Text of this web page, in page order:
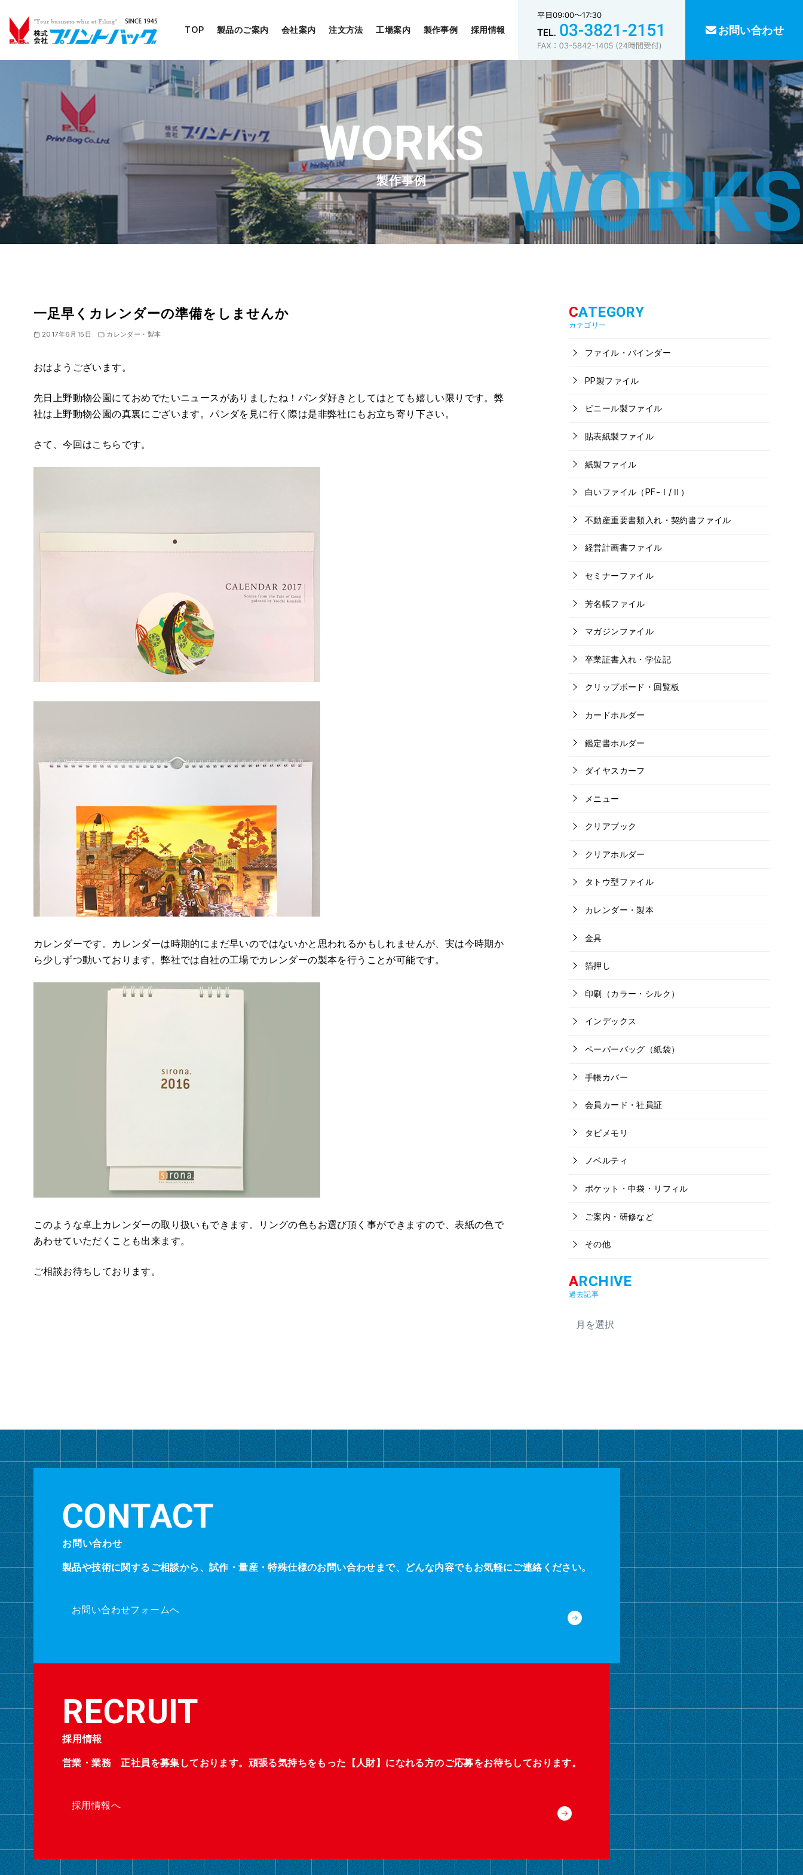
へ
移
TOP 製品のご案内 会社案内 注文方法 工場案内 製作事例 採用情報 お問い合わせ
製作事例
一足早くカレンダーの準備をしませんか
2017年6月15日 カレンダー・製本
おはようございます。
先日上野動物公園にておめでたいニュースがありましたね！パンダ好きとしてはとても嬉しい限りです。弊
社は上野動物公園の真裏にございます。パンダを見に行く際は是非弊社にもお立ち寄り下さい。
さて、今回はこちらです。
カレンダーです。カレンダーは時期的にまだ早いのではないかと思われるかもしれませんが、実は今時期か
ら少しずつ動いております。弊社では自社の工場でカレンダーの製本を行うことが可能です。
このような卓上カレンダーの取り扱いもできます。リングの色もお選び頂く事ができますので、表紙の色で
あわせていただくことも出来ます。
ご相談お待ちしております。
カテゴリー
ファイル・バインダー
PP製ファイル
ビニール製ファイル
貼表紙製ファイル
紙製ファイル
白いファイル（PF-Ⅰ/Ⅱ）
不動産重要書類入れ・契約書ファイル
経営計画書ファイル
セミナーファイル
芳名帳ファイル
マガジンファイル
卒業証書入れ・学位記
クリップボード・回覧板
カードホルダー
鑑定書ホルダー
ダイヤスカーフ
メニュー
クリアブック
クリアホルダー
タトウ型ファイル
カレンダー・製本
金具
箔押し
印刷（カラー・シルク）
インデックス
ペーパーバッグ（紙袋）
手帳カバー
会員カード・社員証
タビメモリ
ノベルティ
ポケット・中袋・リフィル
ご案内・研修など
その他
過去記事
ー
お問い合わせ
製品や技術に関するご相談から、試作・量産・特殊仕様のお問い合わせまで、どんな内容でもお気軽にご連絡ください。
お問い合わせフォームへ
採用情報
営業・業務 正社員を募集しております。頑張る気持ちをもった【人財】になれる方のご応募をお待ちしております。
採用情報へ